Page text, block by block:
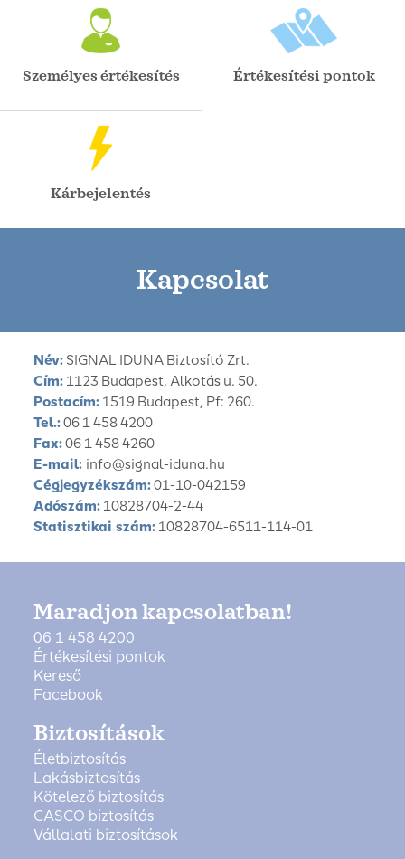
Személyes értékesítés Értékesítési pontok
Kárbejelentés
Kapcsolat
Név: SIGNAL IDUNA Biztosító Zrt.
Cím: 1123 Budapest, Alkotás u. 50.
Postacím: 1519 Budapest, Pf: 260.
Tel.:06 1 458 4200
Fax:06 1 458 4260
E-mail: info@signal-iduna.hu
Cégjegyzékszám:01-10-042159
Adószám: 10828704-2-44
Statisztikai szám: 10828704-6511-114-01
Maradjon kapcsolatban!
06 1 458 4200
Értékesítési pontok
Kereső
Facebook
Biztosítások
Életbiztosítás
Lakásbiztosítás
Kötelező biztosítás
CASCO biztosítás
Vállalati biztosítások